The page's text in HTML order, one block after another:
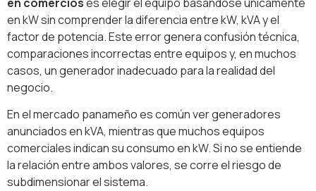
en kW sin comprender la diferencia entre kW, kVA y el
factor de potencia. Este error genera confusión técnica,
comparaciones incorrectas entre equipos y, en muchos
casos, un generador inadecuado para la realidad del
negocio.
En el mercado panameño es común ver generadores
anunciados en kVA, mientras que muchos equipos
comerciales indican su consumo en kW. Si no se entiende
la relación entre ambos valores, se corre el riesgo de
subdimensionar el sistema.